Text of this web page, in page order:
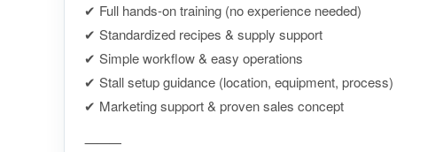
✔ Full hands-on training (no experience needed)
✔ Standardized recipes & supply support
✔ Simple workflow & easy operations
✔ Stall setup guidance (location, equipment, process)
✔ Marketing support & proven sales concept
⸻